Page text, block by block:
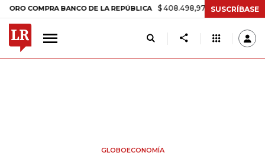
BANCO DE LA REPÚBLICA $ 408.498,97 +$ 8.753,81 +2,19%
SUSCRÍBASE
GLOBOECONOMÍA